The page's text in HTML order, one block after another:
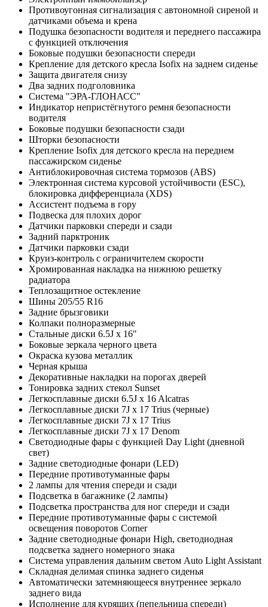
Противоугонная сигнализация c автономной сиреной и
датчиками объема и крена
Подушка безопасности водителя и переднего пассажира
с функцией отключения
Боковые подушки безопасности спереди
Крепление для детского кресла Isofix на заднем сиденье
Защита двигателя снизу
Два задних подголовника
Система "ЭРА-ГЛОНАСС"
Индикатор непристёгнутого ремня безопасности
водителя
Боковые подушки безопасности сзади
Шторки безопасности
Крепление Isofix для детского кресла на переднем
пассажирском сиденье
Антиблокировочная система тормозов (ABS)
Электронная система курсовой устойчивости (ESC),
блокировка дифференциала (XDS)
Ассистент подъема в гору
Подвеска для плохих дорог
Датчики парковки спереди и сзади
Задний парктроник
Датчики парковки сзади
Круиз-контроль с ограничителем скорости
Хромированная накладка на нижнюю решетку
радиатора
Теплозащитное остекление
Шины 205/55 R16
Задние брызговики
Колпаки полноразмерные
Стальные диски 6.5J x 16"
Боковые зеркала черного цвета
Окраска кузова металлик
Черная крыша
Декоративные накладки на порогах дверей
Тонировка задних стекол Sunset
Легкосплавные диски 6.5J x 16 Alcatras
Легкосплавные диски 7J x 17 Trius (черные)
Легкосплавные диски 7J x 17 Trius
Легкосплавные диски 7J x 17 Denom
Светодиодные фары с функцией Day Light (дневной
свет)
Задние светодиодные фонари (LED)
Передние противотуманные фары
2 лампы для чтения спереди и сзади
Подсветка в багажнике (2 лампы)
Подсветка пространства для ног спереди и сзади
Передние противотуманные фары с системой
освещения поворотов Corner
Задние светодиодные фонари High, светодиодная
подсветка заднего номерного знака
Система управления дальним светом Auto Light Assistant
Складная делимая спинка заднего сиденья
Автоматически затемняющееся внутреннее зеркало
заднего вида
Исполнение для курящих (пепельница спереди)